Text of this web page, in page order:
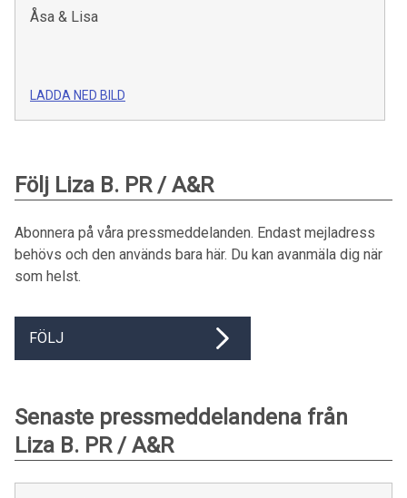
Åsa & Lisa
LADDA NED BILD
Följ Liza B. PR / A&R
Abonnera på våra pressmeddelanden. Endast mejladress
behövs och den används bara här. Du kan avanmäla dig när
som helst.
FÖLJ
Senaste pressmeddelandena från
Liza B. PR / A&R